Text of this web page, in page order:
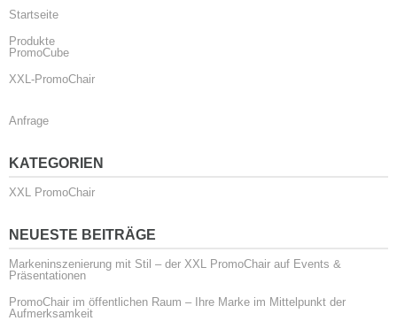
Startseite
Produkte
PromoCube
XXL-PromoChair
Anfrage
KATEGORIEN
XXL PromoChair
NEUESTE BEITRÄGE
Markeninszenierung mit Stil – der XXL PromoChair auf Events &
Präsentationen
PromoChair im öffentlichen Raum – Ihre Marke im Mittelpunkt der
Aufmerksamkeit